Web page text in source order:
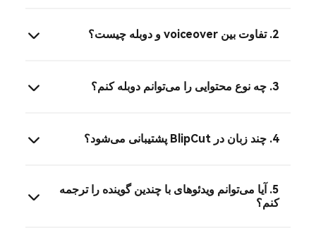
2. تفاوت بین voiceover و دوبله چیست؟
3. چه نوع محتوایی را می‌توانم دوبله کنم؟
4. چند زبان در BlipCut پشتیبانی می‌شود؟
5. آیا می‌توانم ویدئوهای با چندین گوینده را ترجمه
کنم؟